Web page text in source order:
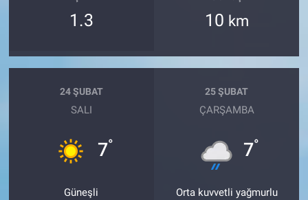
1.3 10 km
24 ŞUBAT
SALI
7°
Güneşli
25 ŞUBAT
ÇARŞAMBA
7°
Orta kuvvetli yağmurlu